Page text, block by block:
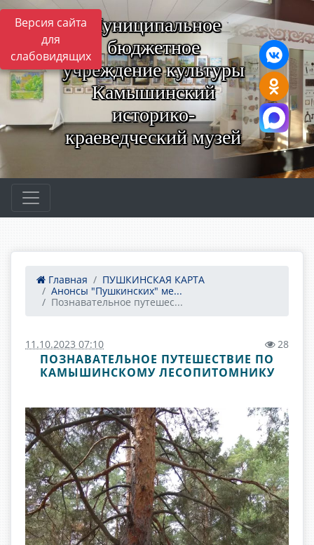
Версия сайта
для
слабовидящих
Муниципальное
бюджетное
учреждение культуры
Камышинский
историко-
краеведческий музей
Главная
ПУШКИНСКАЯ КАРТА
Анонсы "Пушкинских" ме...
Познавательное путешес...
11.10.2023 07:10 28
ПОЗНАВАТЕЛЬНОЕ ПУТЕШЕСТВИЕ ПО
КАМЫШИНСКОМУ ЛЕСОПИТОМНИКУ